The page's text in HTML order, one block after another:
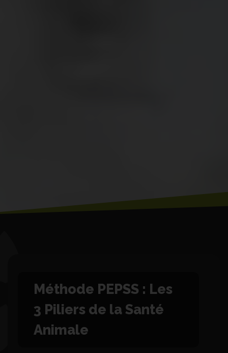
Méthode PEPSS : Les
3 Piliers de la Santé
Animale